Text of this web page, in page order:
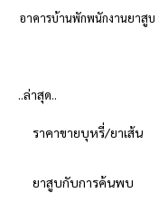
อาคารบ้านพักพนักงานยาสูบ
..ล่าสุด..
ราคาขายบุหรี่/ยาเส้น
ยาสูบกับการค้นพบ